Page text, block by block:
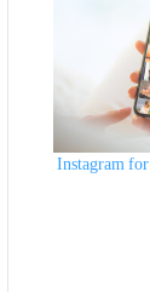
كيفية زيادة المتابعين على Instagram for